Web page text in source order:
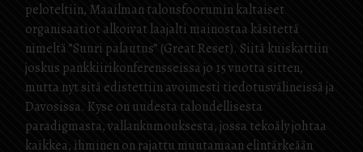
peloteltiin, Maailman talousfoorumin kaltaiset
organisaatiot alkoivat laajalti mainostaa käsitettä
nimeltä ”Suuri palautus” (Great Reset). Siitä kuiskattiin
joskus pankkiirikonferensseissa jo 15 vuotta sitten,
mutta nyt sitä edistettiin avoimesti tiedotusvälineissä ja
Davosissa. Kyse on uudesta taloudellisesta
paradigmasta, vallankumouksesta, jossa tekoäly johtaa
kaikkea, ihminen on rajattu muutamaan elintärkeään